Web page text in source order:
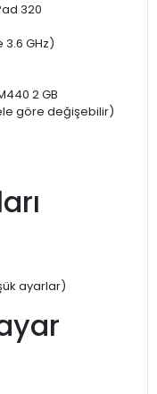
320
3.6 GHz)
2 GB
göre değişebilir)
ayarlar)